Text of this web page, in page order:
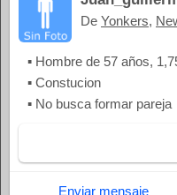
De Yonkers,
▪ Hombre de 57 años,
▪ Constucion
▪ No busca formar pareja
Enviar mensaje